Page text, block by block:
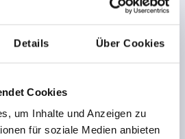
Details Über Cookies
Cookies
um Inhalte und Anzeigen zu
für soziale Medien anbieten